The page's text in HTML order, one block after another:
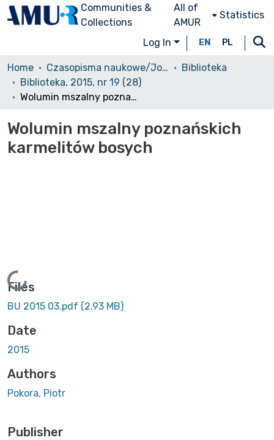
Communities &
Collections
All of
AMUR
Statistics
Log In EN PL
Home Czasopisma naukowe/Journals
Biblioteka
Biblioteka, 2015, nr 19 (28)
Wolumin mszalny poznańskich karmelitów bosych
Wolumin mszalny poznańskich
karmelitów bosych
Loading...
Files
BU 2015 03.pdf (2.93 MB)
Date
2015
Authors
Pokora, Piotr
Publisher